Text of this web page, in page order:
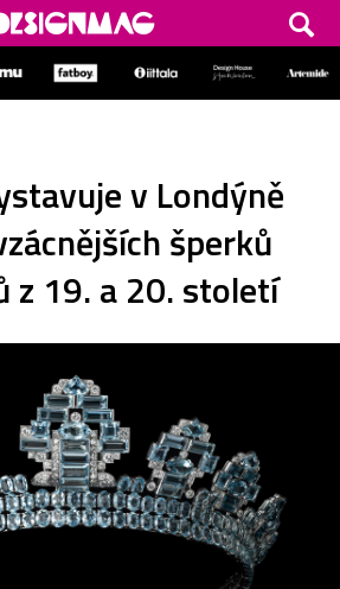
v Londýně
šperků
z 19. a 20. století